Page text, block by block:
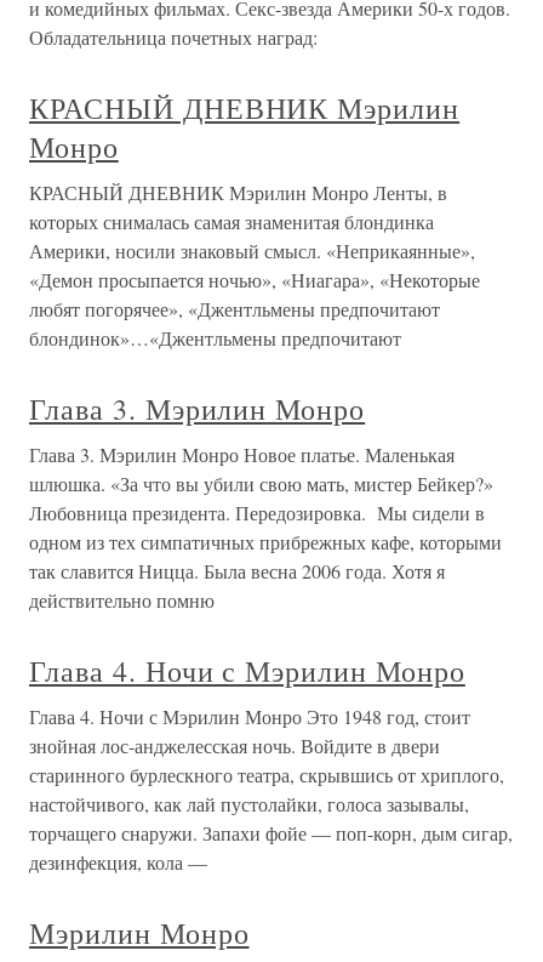
и комедийных фильмах. Секс-звезда Америки 50-х годов.
Обладательница почетных наград:
КРАСНЫЙ ДНЕВНИК Мэрилин
Монро
КРАСНЫЙ ДНЕВНИК Мэрилин Монро Ленты, в
которых снималась самая знаменитая блондинка
Америки, носили знаковый смысл. «Неприкаянные»,
«Демон просыпается ночью», «Ниагара», «Некоторые
любят погорячее», «Джентльмены предпочитают
блондинок»…«Джентльмены предпочитают
Глава 3. Мэрилин Монро
Глава 3. Мэрилин Монро Новое платье. Маленькая
шлюшка. «За что вы убили свою мать, мистер Бейкер?»
Любовница президента. Передозировка. Мы сидели в
одном из тех симпатичных прибрежных кафе, которыми
так славится Ницца. Была весна 2006 года. Хотя я
действительно помню
Глава 4. Ночи с Мэрилин Монро
Глава 4. Ночи с Мэрилин Монро Это 1948 год, стоит
знойная лос-анджелесская ночь. Войдите в двери
старинного бурлескного театра, скрывшись от хриплого,
настойчивого, как лай пустолайки, голоса зазывалы,
торчащего снаружи. Запахи фойе — поп-корн, дым сигар,
дезинфекция, кола —
Мэрилин Монро